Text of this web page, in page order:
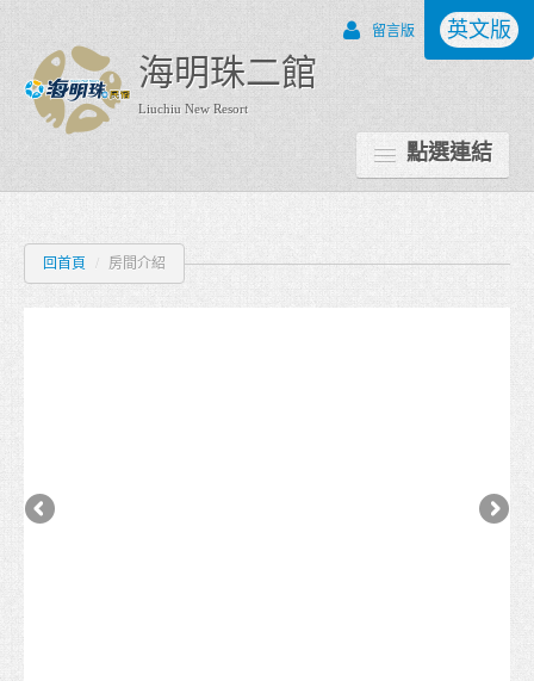
海明珠二館
Liuchiu New Resort
點選連結
關於海明珠二館
景點地圖
英文版
留言版
回首頁 房間介紹